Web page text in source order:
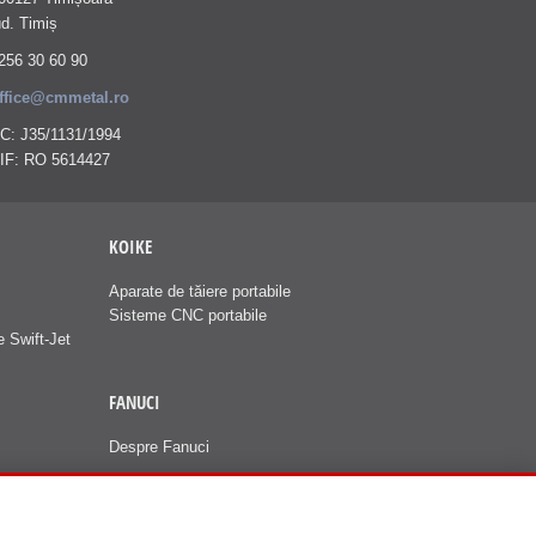
Timiș
30 60 90
J35/1131/1994
RO 5614427
Swift-Jet
KOIKE
Aparate de tăiere portabile
Sisteme CNC portabile
FANUCI
Despre Fanuci